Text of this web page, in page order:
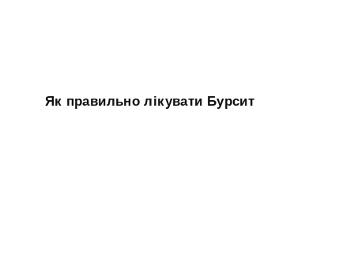
Як правильно лікувати Бурсит